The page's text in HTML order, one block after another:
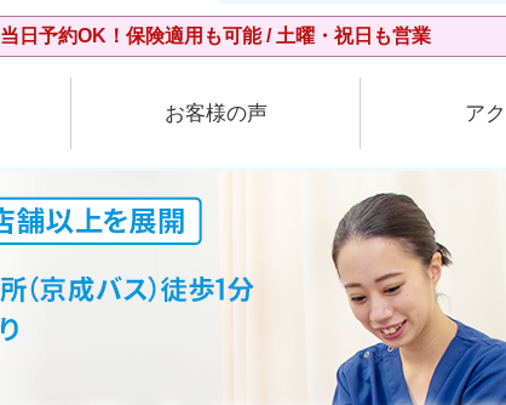
当日予約OK！保険適用も可能 / 土曜・祝日も営業
お客様の声 ア